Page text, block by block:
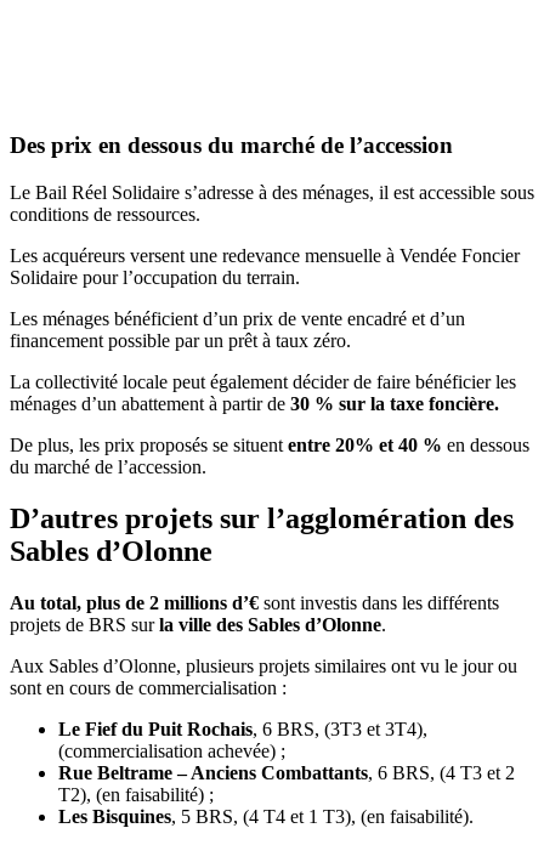
Des prix en dessous du marché de l’accession
Le Bail Réel Solidaire s’adresse à des ménages, il est accessible sous
conditions de ressources.
Les acquéreurs versent une redevance mensuelle à Vendée Foncier
Solidaire pour l’occupation du terrain.
Les ménages bénéficient d’un prix de vente encadré et d’un
financement possible par un prêt à taux zéro.
La collectivité locale peut également décider de faire bénéficier les
ménages d’un abattement à partir de 30 % sur la taxe foncière.
De plus, les prix proposés se situent entre 20% et 40 % en dessous
du marché de l’accession.
D’autres projets sur l’agglomération des
Sables d’Olonne
Au total, plus de 2 millions d’€ sont investis dans les différents
projets de BRS surla ville des Sables d’Olonne.
Aux Sables d’Olonne, plusieurs projets similaires ont vu le jour ou
sont en cours de commercialisation :
Le Fief du Puit Rochais, 6 BRS, (3T3 et 3T4),
(commercialisation achevée) ;
Rue Beltrame – Anciens Combattants, 6 BRS, (4 T3 et 2
T2), (en faisabilité) ;
Les Bisquines, 5 BRS, (4 T4 et 1 T3), (en faisabilité).